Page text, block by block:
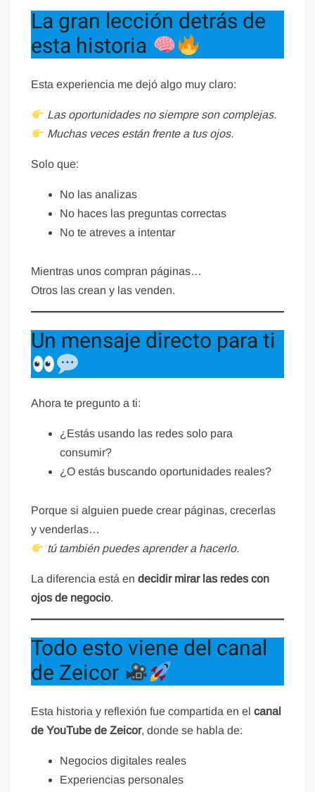
La gran lección detrás de
esta historia
Esta experiencia me dejó algo muy claro:
Las oportunidades no siempre son complejas.
Muchas veces están frente a tus ojos.
Solo que:
No las analizas
No haces las preguntas correctas
No te atreves a intentar
Mientras unos compran páginas…
Otros las crean y las venden.
Un mensaje directo para ti
Ahora te pregunto a ti:
¿Estás usando las redes solo para
consumir?
¿O estás buscando oportunidades reales?
Porque si alguien puede crear páginas, crecerlas
y venderlas…
tú también puedes aprender a hacerlo.
La diferencia está endecidir mirar las redes con
ojos de negocio.
Todo esto viene del canal
de Zeicor
Esta historia y reflexión fue compartida en elcanal
de YouTube de Zeicor, donde se habla de:
Negocios digitales reales
Experiencias personales